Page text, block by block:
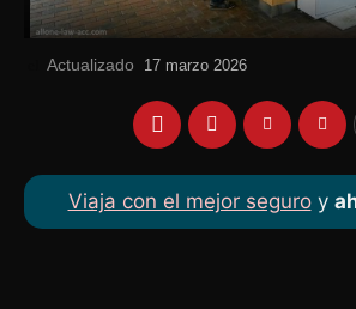
Actualizado 17 marzo 2026
Viaja con el mejor seguroy